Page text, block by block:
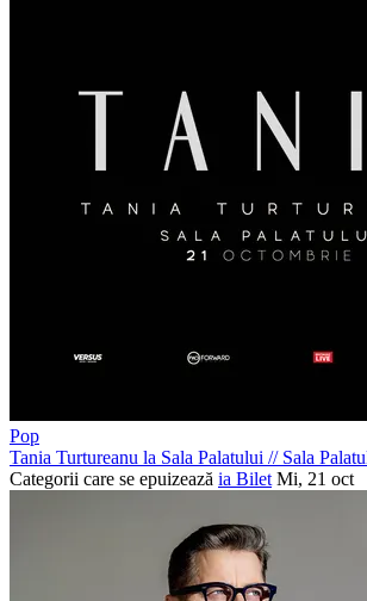
Pop
Tania Turtureanu la Sala Palatului //Sala
Categorii care se epuizează ia Bilet Mi, 21 oct